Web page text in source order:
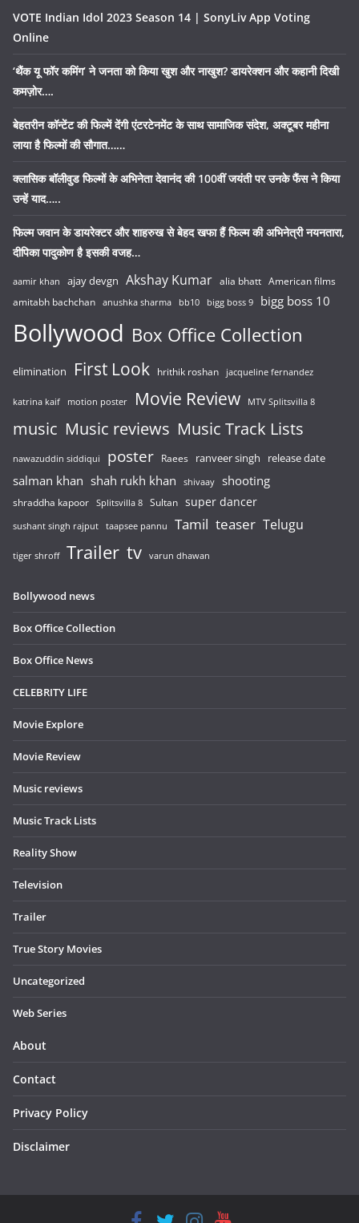
VOTE Indian Idol 2023 Season 14 | SonyLiv App Voting
Online
‘थैंक यू फॉर कमिंग’ ने जनता को किया खुश और नाखुश? डायरेक्शन और कहानी दिखी
कमज़ोर….
बेहतरीन कॉन्टेंट की फिल्में देंगी एंटरटेनमेंट के साथ सामाजिक संदेश, अक्टूबर महीना
लाया है फिल्मों की सौगात……
क्लासिक बॉलीवुड फिल्मों के अभिनेता देवानंद की 100वीं जयंती पर उनके फैंस ने किया
उन्हें याद…..
फिल्म जवान के डायरेक्टर और शाहरुख से बेहद खफा हैं फिल्म की अभिनेत्री नयनतारा,
दीपिका पादुकोण है इसकी वजह…
aamir khan ajay devgn Akshay Kumar alia bhatt American films
amitabh bachchan anushka sharma bb10 bigg boss 9 bigg boss 10
Bollywood Box Office Collection
elimination First Look hrithik roshan jacqueline fernandez
katrina kaif motion poster Movie Review MTV Splitsvilla 8
music Music reviews Music Track Lists
nawazuddin siddiqui poster Raees ranveer singh release date
salman khan shah rukh khan shivaay shooting
shraddha kapoor Splitsvilla 8 Sultan super dancer
sushant singh rajput taapsee pannu Tamil teaser Telugu
tiger shroff Trailer tv varun dhawan
Bollywood news
Box Office Collection
Box Office News
CELEBRITY LIFE
Movie Explore
Movie Review
Music reviews
Music Track Lists
Reality Show
Television
Trailer
True Story Movies
Uncategorized
Web Series
About
Contact
Privacy Policy
Disclaimer